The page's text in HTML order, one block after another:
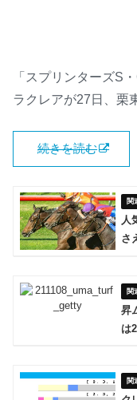
「スプリンターズS
ラクレアが27日、栗
続きを読む
人
さ
昇
は